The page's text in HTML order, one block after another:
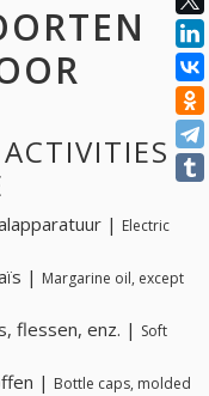
| Electric
| Margarine oil, except
flessen, enz. | Soft
| Bottle caps, molded